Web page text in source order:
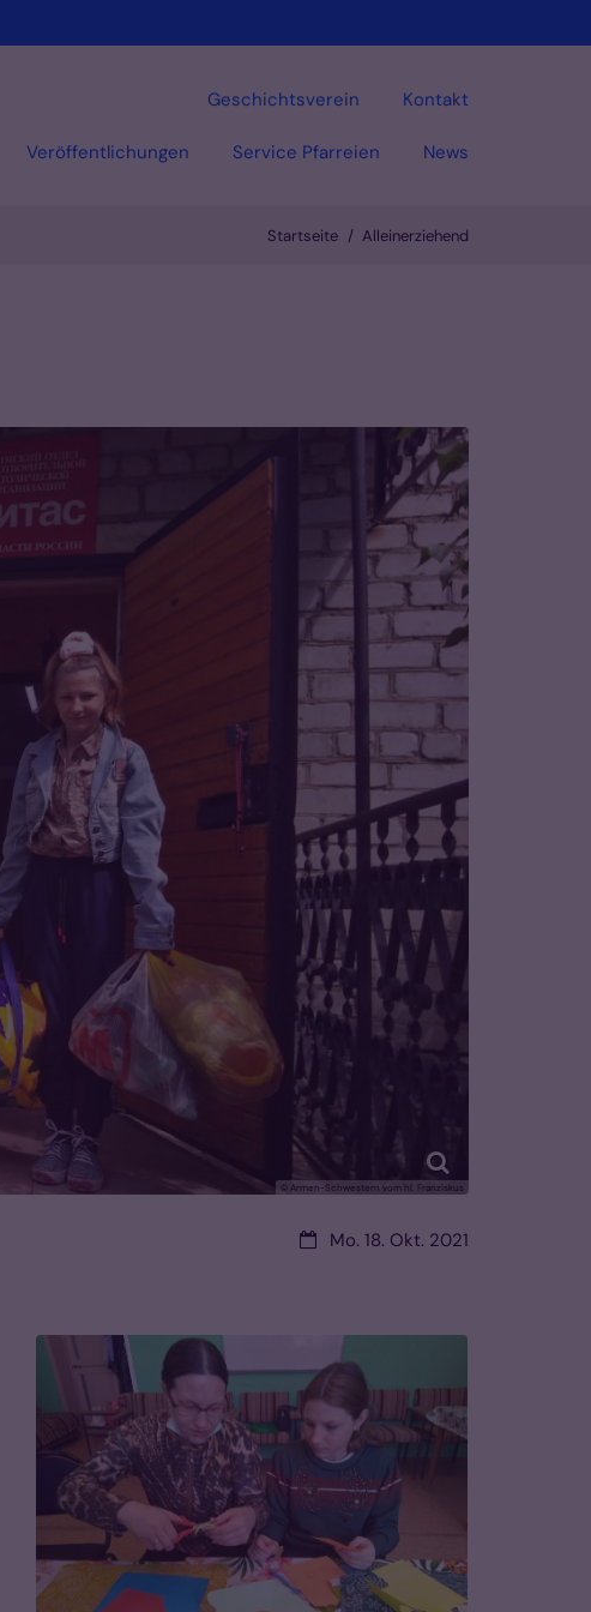
Veröffentlichungen Service Pfarreien News
Geschichtsverein Kontakt
Startseite Alleinerziehend
© Armen-Schwestern vom hl. Franziskus
Datum:Mo. 18. Okt. 2021